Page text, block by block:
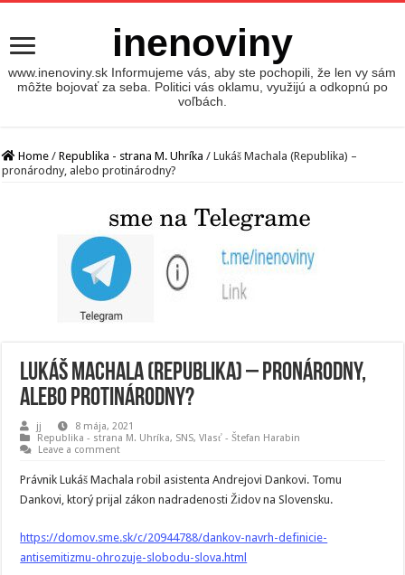
inenoviny
www.inenoviny.sk Informujeme vás, aby ste pochopili, že len vy sám
môžte bojovať za seba. Politici vás oklamu, využijú a odkopnú po
voľbách.
Home / Republika - strana M. Uhríka / Lukáš Machala (Republika) –
pronárodny, alebo protinárodny?
Lukáš Machala (Republika) – pronárodny,
alebo protinárodny?
jj
8 mája, 2021
Republika - strana M. Uhríka, SNS,Vlasť - Štefan Harabin
Leave a comment
Právnik Lukáš Machala robil asistenta Andrejovi Dankovi. Tomu
Dankovi, ktorý prijal zákon nadradenosti Židov na Slovensku.
https://domov.sme.sk/c/20944788/dankov-navrh-definicie-
antisemitizmu-ohrozuje-slobodu-slova.html